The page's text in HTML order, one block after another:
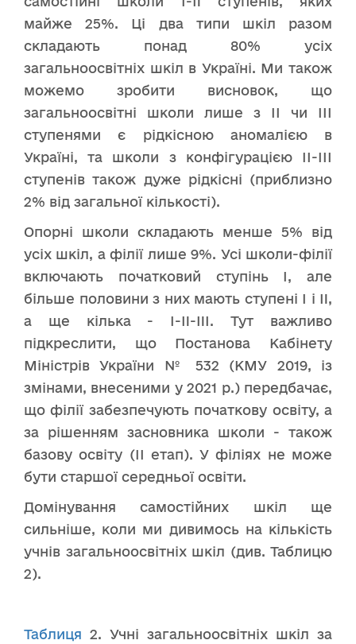
майже 25%. Ці два типи шкіл разом
складають понад 80% усіх
загальноосвітніх шкіл в Україні. Ми також
можемо зробити висновок, що
загальноосвітні школи лише з ІІ чи ІІІ
ступенями є рідкісною аномалією в
Україні, та школи з конфігурацією ІІ-ІІІ
ступенів також дуже рідкісні (приблизно
2% від загальної кількості).
Опорні школи складають менше 5% від
усіх шкіл, а філії лише 9%. Усі школи-філії
включають початковий ступінь I, але
більше половини з них мають ступені I і II,
а ще кілька - I-II-III. Тут важливо
підкреслити, що Постанова Кабінету
Міністрів України № 532 (КМУ 2019, із
змінами, внесеними у 2021 р.) передбачає,
що філії забезпечують початкову освіту, а
за рішенням засновника школи - також
базову освіту (ІІ етап). У філіях не може
бути старшої середньої освіти.
Домінування самостійних шкіл ще
сильніше, коли ми дивимось на кількість
учнів загальноосвітніх шкіл (див. Таблицю
2).
Таблиця 2. Учні загальноосвітніх шкіл за